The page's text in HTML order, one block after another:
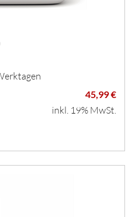
45,99 €
inkl. 19% MwSt.